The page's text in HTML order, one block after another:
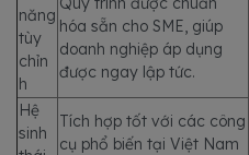
năng
tùy
chỉn
h
hóa sẵn cho SME, giúp
doanh nghiệp áp dụng
được ngay lập tức.
Hệ
sinh
Tích hợp tốt với các công
cụ phổ biến tại Việt Nam